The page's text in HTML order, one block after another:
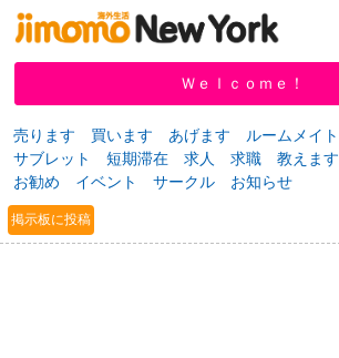
新規登録
掲示板 教えて！
Ｗｅｌｃｏｍｅ！
売ります 買います あげます ルームメイト
サブレット
短期滞在 求人 求職 教えます
お勧め
イベント サークル お知らせ
掲示板に投稿